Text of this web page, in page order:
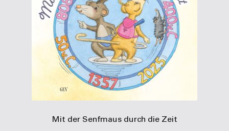
Mit der Senfmaus durch die Zeit